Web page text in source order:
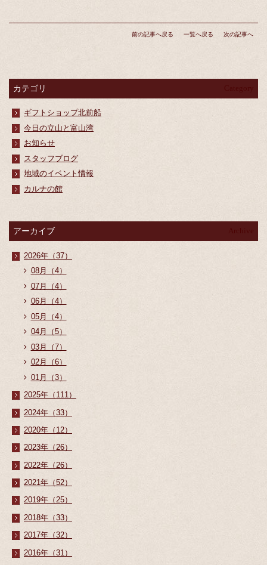
前の記事へ戻る 一覧へ戻る 次の記事へ
カテゴリ
ギフトショップ北前船
今日の立山と富山湾
お知らせ
スタッフブログ
地域のイベント情報
カルナの館
アーカイブ
2026年（37）
08月（4）
07月（4）
06月（4）
05月（4）
04月（5）
03月（7）
02月（6）
01月（3）
2025年（111）
2024年（33）
2020年（12）
2023年（26）
2022年（26）
2021年（52）
2019年（25）
2018年（33）
2017年（32）
2016年（31）